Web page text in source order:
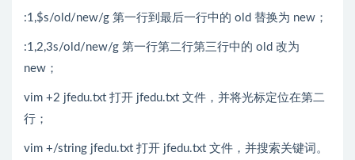
:1,$s/old/new/g 第一行到最后一行中的 old 替换为 new；
:1,2,3s/old/new/g 第一行第二行第三行中的 old 改为
new；
vim +2 jfedu.txt 打开 jfedu.txt 文件，并将光标定位在第二
行；
vim +/string jfedu.txt 打开 jfedu.txt 文件，并搜索关键词。